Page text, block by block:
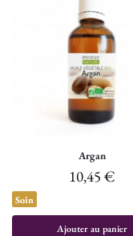
Argan
10,45€
Soin
Ajouter au panier